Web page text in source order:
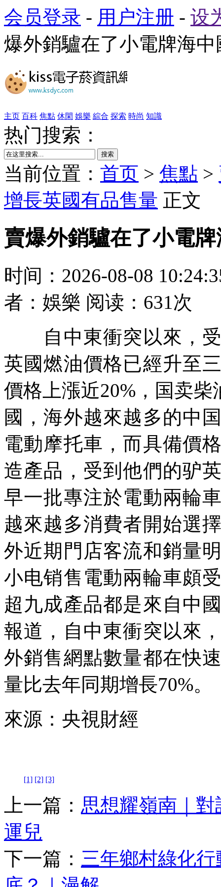
会员登录 - 用户注册 - 设
爆外銷驢在了小電牌海
主页 百科 焦點 休閑 娛樂 綜合 探索 時尚 知識
热门搜索：
搜索
当前位置： 首页 > 焦點 >
增長英國有品售量 正文
賣爆外銷驢在了小電
时间：2026-08-08
者：娛樂 阅读：631次
自中東衝突以來，受
英國燃油價格已經升至
價格上漲近20%，国卖
國，海外越來越多的中
電動摩托車，而具備價
造產品，受到他們的驴
早一批專注於電動兩輪
越來越多消費者開始選
外近期門店客流和銷量
小电销售電動兩輪車頗
超九成產品都是來自中
報道，自中東衝突以來
外銷售網點數量都在快
量比去年同期增長70%。
來源：央視財經
[1] [2] [3]
上一篇： 思想耀嶺南｜
運兒
下一篇： 三年鄉村綠化